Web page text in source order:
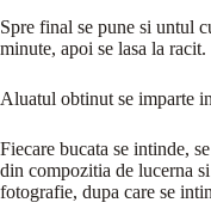
Spre final se pune si untul
minute, apoi se lasa la racit.
Aluatul obtinut se imparte
Fiecare bucata se intinde,
din compozitia de lucerna
fotografie, dupa care se